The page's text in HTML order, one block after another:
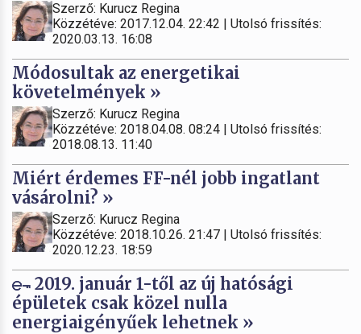
Szerző: Kurucz Regina
Közzétéve: 2017.12.04. 22:42 | Utolsó frissítés:
2020.03.13. 16:08
Módosultak az energetikai
követelmények »
Szerző: Kurucz Regina
Közzétéve: 2018.04.08. 08:24 | Utolsó frissítés:
2018.08.13. 11:40
Miért érdemes FF-nél jobb ingatlant
vásárolni? »
Szerző: Kurucz Regina
Közzétéve: 2018.10.26. 21:47 | Utolsó frissítés:
2020.12.23. 18:59
2019. január 1-től az új hatósági
épületek csak közel nulla
energiaigényűek lehetnek »